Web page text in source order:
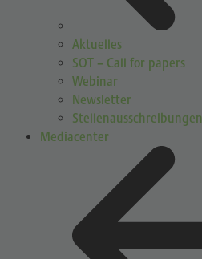
Aktuelles
SOT – Call for papers
Webinar
Newsletter
Stellenausschreibungen
Mediacenter